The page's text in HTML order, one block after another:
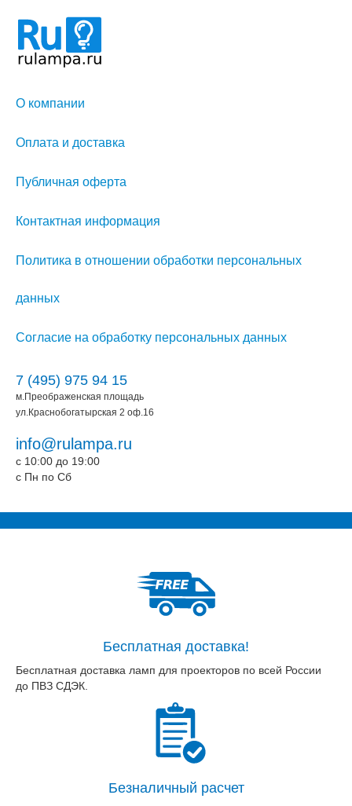
О компании
Оплата и доставка
Публичная оферта
Контактная информация
Политика в отношении обработки персональных
данных
Согласие на обработку персональных данных
7 (495) 975 94 15
м.Преображенская площадь
ул.Краснобогатырская 2 оф.16
info@rulampa.ru
c 10:00 до 19:00
c Пн по Сб
Бесплатная доставка!
Бесплатная доставка ламп для проекторов по всей России
до ПВЗ СДЭК.
Безналичный расчет